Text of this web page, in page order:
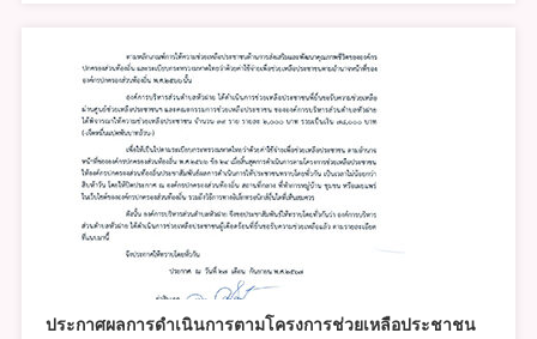
ประกาศผลการดำเนินการตามโครงการช่วยเหลือประชาชน